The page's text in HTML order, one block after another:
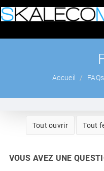
Accueil FAQs
Tout ouvrir Tout
VOUS AVEZ UNE